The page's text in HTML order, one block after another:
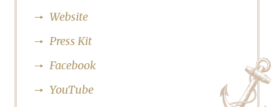
Website
Press Kit
Facebook
YouTube